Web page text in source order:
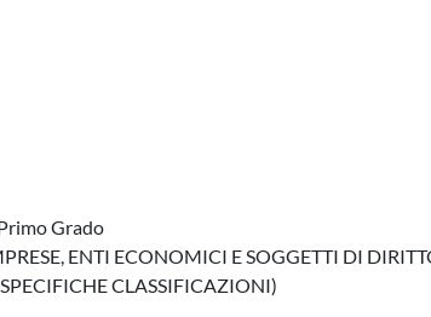
Grado
ENTI ECONOMICI E SOGGETTI DI
CLASSIFICAZIONI)